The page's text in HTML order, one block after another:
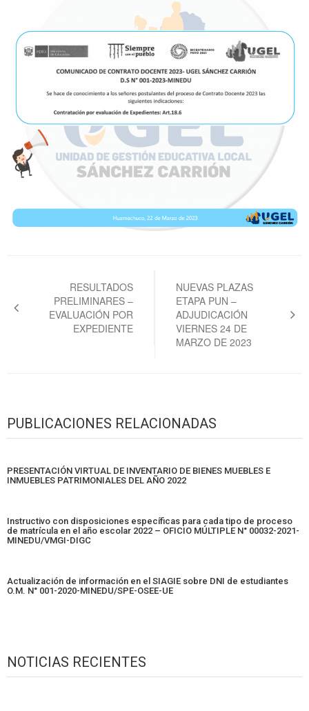
entradas
RESULTADOS
PRELIMINARES –
EVALUACIÓN POR
EXPEDIENTE
NUEVAS PLAZAS
ETAPA PUN –
ADJUDICACIÓN
VIERNES 24 DE
MARZO DE 2023
PUBLICACIONES RELACIONADAS
PRESENTACIÓN VIRTUAL DE INVENTARIO DE BIENES MUEBLES E
INMUEBLES PATRIMONIALES DEL AÑO 2022
Instructivo con disposiciones específicas para cada tipo de proceso
de matrícula en el año escolar 2022 – OFICIO MÚLTIPLE N° 00032-2021-
MINEDU/VMGI-DIGC
Actualización de información en el SIAGIE sobre DNI de estudiantes
O.M. N° 001-2020-MINEDU/SPE-OSEE-UE
NOTICIAS RECIENTES